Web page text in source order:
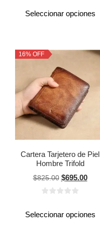
Seleccionar opciones
16% OFF
Cartera Tarjetero de Piel
Hombre Trifold
$825.00 $695.00
Seleccionar opciones